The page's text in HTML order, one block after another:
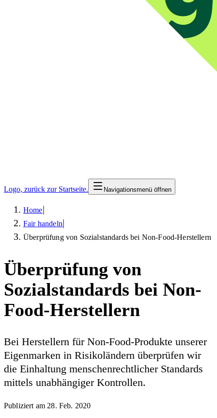
Logo, zurück zur Startseite. Navigationsmenü öffnen
Home|
Fair handeln|
Überprüfung von Sozialstandards bei Non-Food-Herstellern
Überprüfung von
Sozialstandards bei Non-
Food-Herstellern
Bei Herstellern für Non-Food-Produkte unserer
Eigenmarken in Risikoländern überprüfen wir
die Einhaltung menschenrechtlicher Standards
mittels unabhängiger Kontrollen.
Publiziert am 28. Feb. 2020